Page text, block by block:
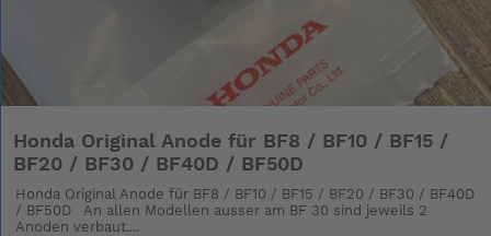
Honda Original Anode für BF8 / BF10 / BF15 /
BF20 / BF30 / BF40D / BF50D
Honda Original Anode für BF8 / BF10 / BF15 / BF20 / BF30 / BF40D
/ BF50D An allen Modellen ausser am BF 30 sind jeweils 2
Anoden verbaut....